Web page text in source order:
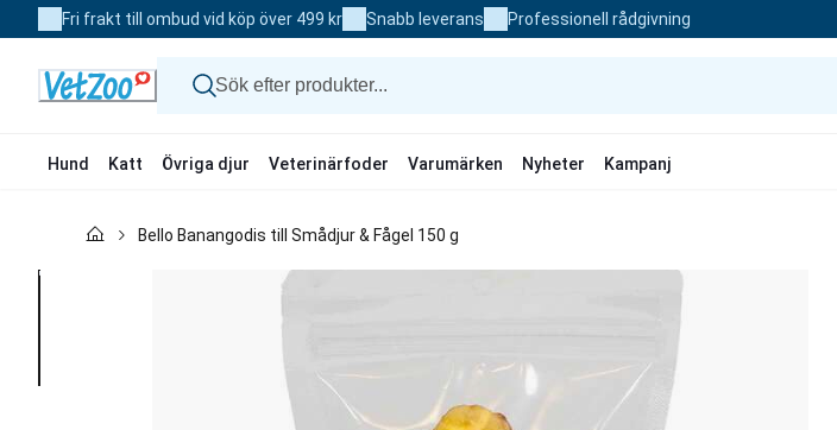
to
Fri frakt till ombud vid köp över 499 kr Snabb leverans Professionell rådgivning
Hund Katt Övriga djur Veterinärfoder Varumärken Nyheter Kampanj
Bello Banangodis till Smådjur & Fågel 150 g